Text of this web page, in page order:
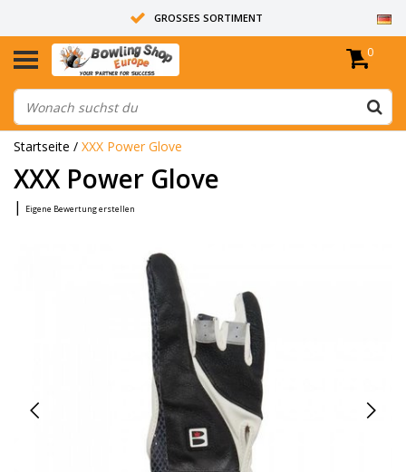
GROSSES SORTIMENT
14 TAGE RÜCKGABERECHT
ALLE BOWLINGKUGELN SIND UNGEBOHRT
0
Startseite / XXX Power Glove
XXX Power Glove
| Eigene Bewertung erstellen